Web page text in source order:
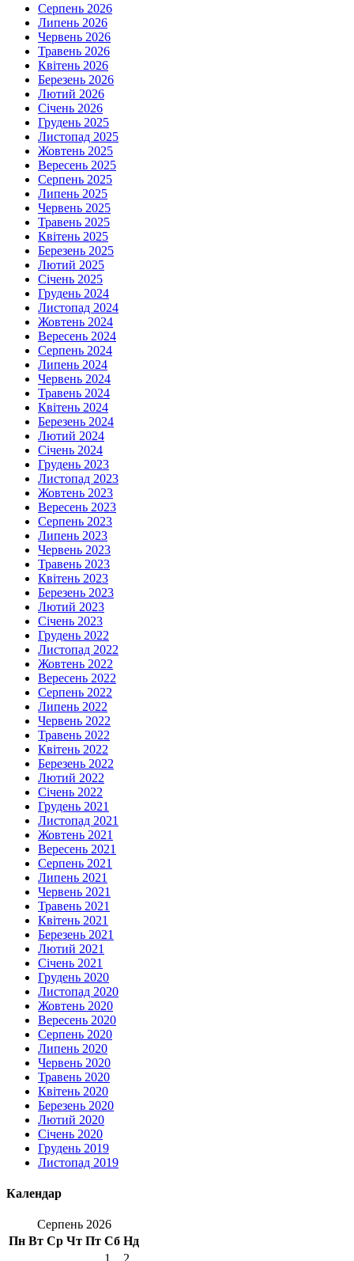
Серпень 2026
Липень 2026
Червень 2026
Травень 2026
Квітень 2026
Березень 2026
Лютий 2026
Січень 2026
Грудень 2025
Листопад 2025
Жовтень 2025
Вересень 2025
Серпень 2025
Липень 2025
Червень 2025
Травень 2025
Квітень 2025
Березень 2025
Лютий 2025
Січень 2025
Грудень 2024
Листопад 2024
Жовтень 2024
Вересень 2024
Серпень 2024
Липень 2024
Червень 2024
Травень 2024
Квітень 2024
Березень 2024
Лютий 2024
Січень 2024
Грудень 2023
Листопад 2023
Жовтень 2023
Вересень 2023
Серпень 2023
Липень 2023
Червень 2023
Травень 2023
Квітень 2023
Березень 2023
Лютий 2023
Січень 2023
Грудень 2022
Листопад 2022
Жовтень 2022
Вересень 2022
Серпень 2022
Липень 2022
Червень 2022
Травень 2022
Квітень 2022
Березень 2022
Лютий 2022
Січень 2022
Грудень 2021
Листопад 2021
Жовтень 2021
Вересень 2021
Серпень 2021
Липень 2021
Червень 2021
Травень 2021
Квітень 2021
Березень 2021
Лютий 2021
Січень 2021
Грудень 2020
Листопад 2020
Жовтень 2020
Вересень 2020
Серпень 2020
Липень 2020
Червень 2020
Травень 2020
Квітень 2020
Березень 2020
Лютий 2020
Січень 2020
Грудень 2019
Листопад 2019
Календар
Серпень 2026
Пн Вт Ср Чт Пт Сб Нд